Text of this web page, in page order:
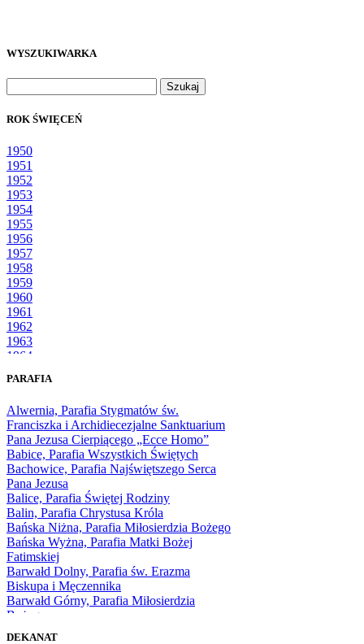
WYSZUKIWARKA
ROK ŚWIĘCEŃ
1950
1951
1952
1953
1954
1955
1956
1957
1958
1959
1960
1961
1962
1963
1964
1966
1968
1969
1970
1971
1972
1973
1974
1975
1976
1977
1978
1979
1980
1981
1983
PARAFIA
Alwernia, Parafia Stygmatów św.
Franciszka i Archidiecezjalne Sanktuarium
Pana Jezusa Cierpiącego „Ecce Homo”
Babice, Parafia Wszystkich Świętych
Bachowice, Parafia Najświętszego Serca
Pana Jezusa
Balice, Parafia Świętej Rodziny
Balin, Parafia Chrystusa Króla
Bańska Niżna, Parafia Miłosierdzia Bożego
Bańska Wyżna, Parafia Matki Bożej
Fatimskiej
Barwałd Dolny, Parafia św. Erazma
Biskupa i Męczennika
Barwałd Górny, Parafia Miłosierdzia
Bożego
DEKANAT